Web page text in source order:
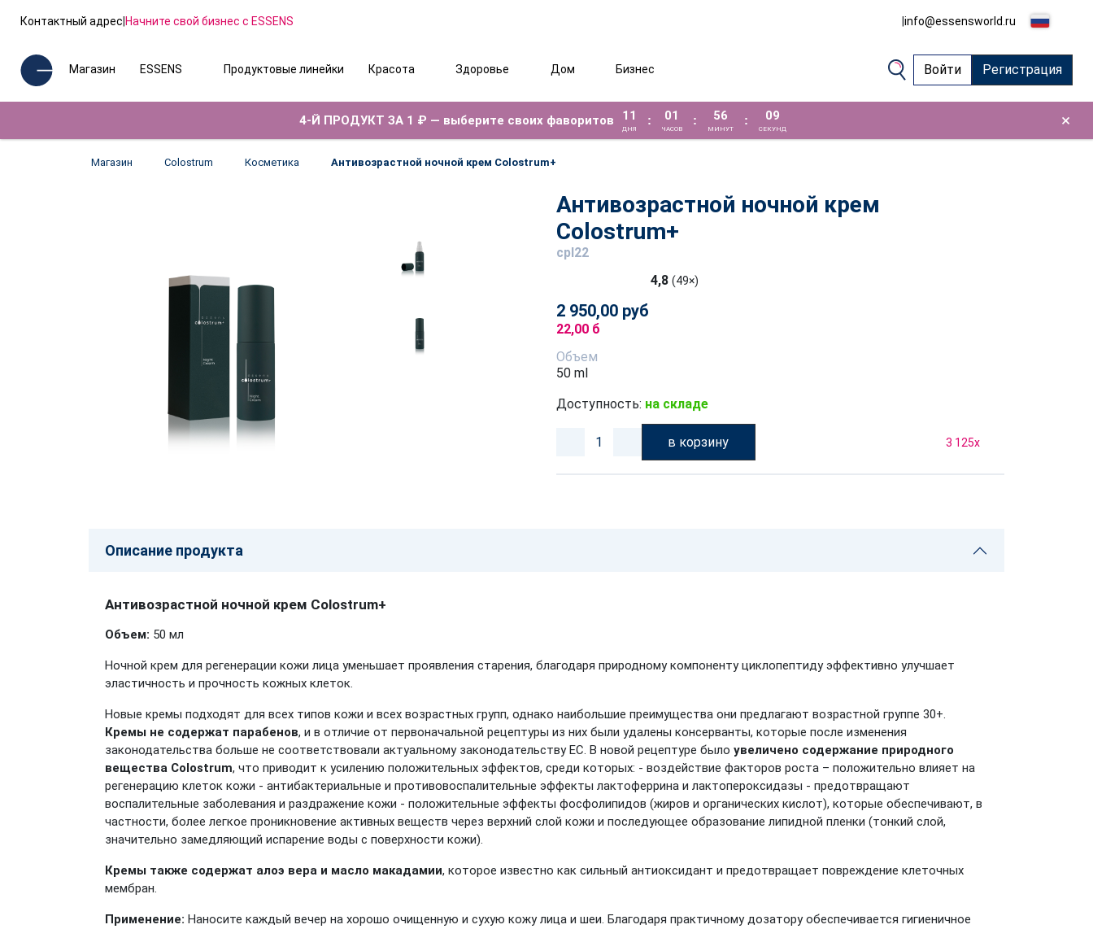
Контактный адрес|Начните свой бизнес с ESSENS |info@essensworld.ru
Магазин ESSENS Продуктовые линейки Красота Здоровье Дом Бизнес Войти Регистрация
4-Й ПРОДУКТ ЗА 1 ₽ — выберите своих фаворитов 11
ДНЯ
: 01
ЧАСОВ
: 56
МИНУТ
: 08
СЕКУНД ×
Магазин Colostrum Косметика Антивозрастной ночной крем Colostrum+
Антивозрастной ночной крем
Colostrum+
cpl22
4,8 (49×)
2 950,00 руб
22,00 б
Объем
50 ml
Доступность: на складе
в корзину 3 125x
Описание продукта
Антивозрастной ночной крем Colostrum+
Объем: 50 мл
Ночной крем для регенерации кожи лица уменьшает проявления старения, благодаря природному компоненту циклопептиду эффективно улучшает
эластичность и прочность кожных клеток.
Новые кремы подходят для всех типов кожи и всех возрастных групп, однако наибольшие преимущества они предлагают возрастной группе 30+.
Кремы не содержат парабенов, и в отличие от первоначальной рецептуры из них были удалены консерванты, которые после изменения
законодательства больше не соответствовали актуальному законодательству ЕС. В новой рецептуре было увеличено содержание природного
вещества Colostrum, что приводит к усилению положительных эффектов, среди которых: - воздействие факторов роста – положительно влияет на
регенерацию клеток кожи - антибактериальные и противовоспалительные эффекты лактоферрина и лактопероксидазы - предотвращают
воспалительные заболевания и раздражение кожи - положительные эффекты фосфолипидов (жиров и органических кислот), которые обеспечивают, в
частности, более легкое проникновение активных веществ через верхний слой кожи и последующее образование липидной пленки (тонкий слой,
значительно замедляющий испарение воды с поверхности кожи).
Кремы также содержат алоэ вера и масло макадамии, которое известно как сильный антиоксидант и предотвращает повреждение клеточных
мембран.
Применение: Наносите каждый вечер на хорошо очищенную и сухую кожу лица и шеи. Благодаря практичному дозатору обеспечивается гигиеничное